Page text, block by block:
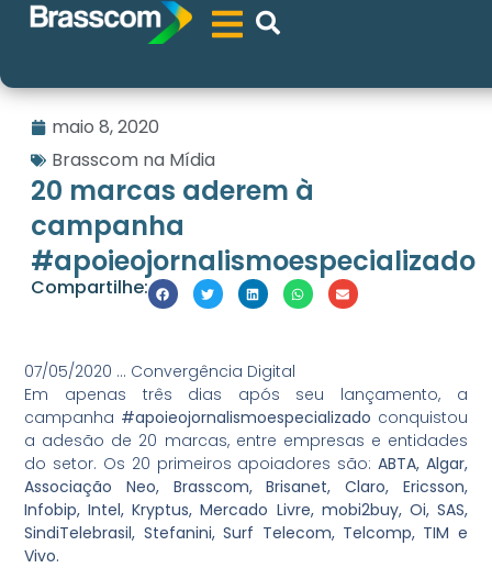
maio 8, 2020
Brasscom na Mídia
20 marcas aderem à
campanha
#apoieojornalismoespecializado
Compartilhe:
07/05/2020 … Convergência Digital
Em apenas três dias após seu lançamento, a
campanha #apoieojornalismoespecializado conquistou
a adesão de 20 marcas, entre empresas e entidades
do setor. Os 20 primeiros apoiadores são: ABTA, Algar,
Associação Neo, Brasscom, Brisanet, Claro, Ericsson,
Infobip, Intel, Kryptus, Mercado Livre, mobi2buy, Oi, SAS,
SindiTelebrasil, Stefanini, Surf Telecom, Telcomp, TIM e
Vivo.